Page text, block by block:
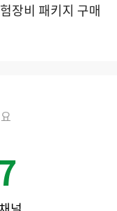
장비 패키지 구매